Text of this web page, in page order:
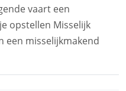
vaart een
opstellen Misselijk
een misselijkmakend